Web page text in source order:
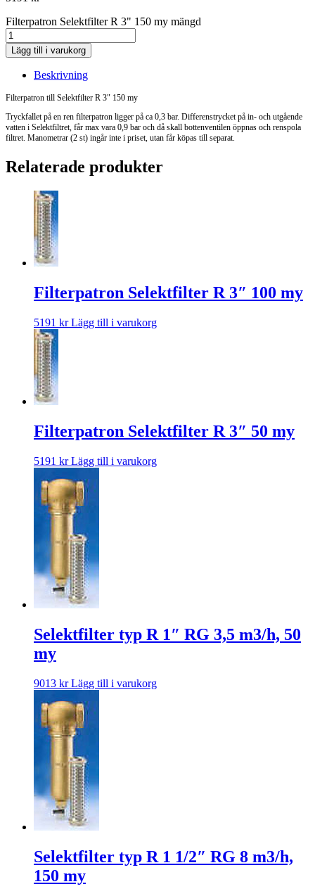
Filterpatron Selektfilter R 3" 150 my mängd
Lägg till i varukorg
Beskrivning
Filterpatron till Selektfilter R 3″ 150 my
Tryckfallet på en ren filterpatron ligger på ca 0,3 bar. Differenstrycket på in- och utgående
vatten i Selektfiltret, får max vara 0,9 bar och då skall bottenventilen öppnas och renspola
filtret. Manometrar (2 st) ingår inte i priset, utan får köpas till separat.
Relaterade produkter
Filterpatron Selektfilter R 3″ 100 my
5191 kr Lägg till i varukorg
Filterpatron Selektfilter R 3″ 50 my
5191 kr Lägg till i varukorg
Selektfilter typ R 1″ RG 3,5 m3/h, 50
my
9013 kr Lägg till i varukorg
Selektfilter typ R 1 1/2″ RG 8 m3/h,
150 my